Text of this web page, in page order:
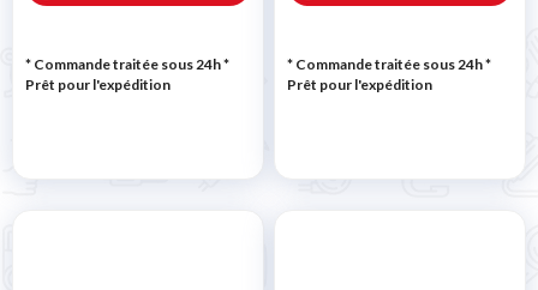
* Commande traitée sous 24h*
Prêt pour l'expédition
* Commande traitée sous 24h*
Prêt pour l'expédition